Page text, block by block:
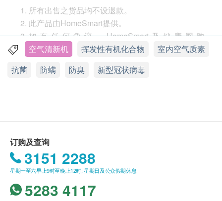
所有出售之货品均不设退款。
此产品由HomeSmart提供。
如有任何争议，HomeSmart及健康网购
health.ESDlife保留最终决议权。
送货
打鼓岭, 离岛(大屿山 (包括愉景湾), 南丫岛, 长洲,
坪洲, 大澳, 梅窝, 昂平), 马湾, 沙头角, 落马洲, 皇岗,
流浮山, 龙鼓滩 , 踏石角, 机场。 "
订单确认后将于 7 个工作天内送达指定送货地址。
送货日期及地址一经确认后将无法更改，否则将会
空气清新机 挥发性有机化合物
室内空气质素
抗菌
防螨 防臭 新型冠状病毒
订购及查询
3151 2288
星期一至六早上9时至晚上12时; 星期日及公众假期休息
5283 4117